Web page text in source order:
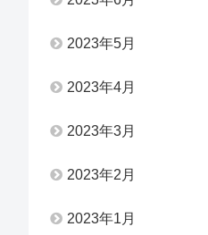
2023年5月
2023年4月
2023年3月
2023年2月
2023年1月